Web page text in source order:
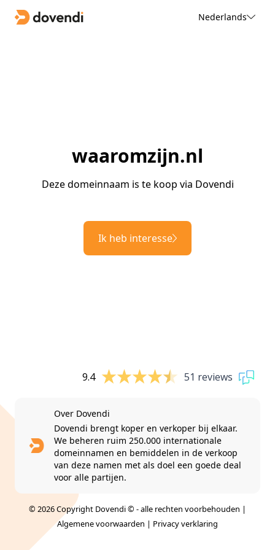
Nederlands
waaromzijn.nl
Deze domeinnaam is te koop via Dovendi
Ik heb interesse
9.4 51 reviews
Over Dovendi
Dovendi brengt koper en verkoper bij elkaar.
We beheren ruim 250.000 internationale
domeinnamen en bemiddelen in de verkoop
van deze namen met als doel een goede deal
voor alle partijen.
© 2026 Copyright Dovendi © - alle rechten voorbehouden |
Algemene voorwaarden | Privacy verklaring